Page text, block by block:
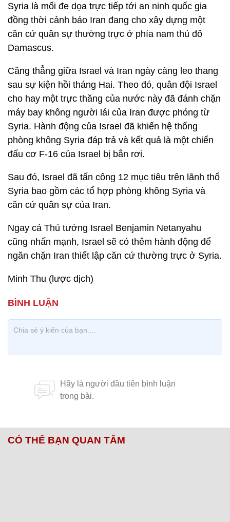
Syria là mối đe dọa trực tiếp tới an ninh quốc gia
đồng thời cảnh báo Iran đang cho xây dựng một
căn cứ quân sự thường trực ở phía nam thủ đô
Damascus.
Căng thẳng giữa Israel và Iran ngày càng leo thang
sau sự kiện hồi tháng Hai. Theo đó, quân đội Israel
cho hay một trực thăng của nước này đã đánh chặn
máy bay không người lái của Iran được phóng từ
Syria. Hành động của Israel đã khiến hệ thống
phòng không Syria đáp trả và kết quả là một chiến
đấu cơ F-16 của Israel bị bắn rơi.
Sau đó, Israel đã tấn công 12 mục tiêu trên lãnh thổ
Syria bao gồm các tổ hợp phòng không Syria và
căn cứ quân sự của Iran.
Ngay cả Thủ tướng Israel Benjamin Netanyahu
cũng nhấn mạnh, Israel sẽ có thêm hành động để
ngăn chặn Iran thiết lập căn cứ thường trực ở Syria.
Minh Thu (lược dịch)
CÓ THỂ BẠN QUAN TÂM